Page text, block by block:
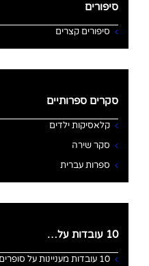
סיפורים
סיפורים קצרים
סקרים ספרותיים
קלאסיקות ילדים
סקר שירה
ספרות עברית
10 עובדות על…
10 עובדות מעניינות על סופרים מפורסמים